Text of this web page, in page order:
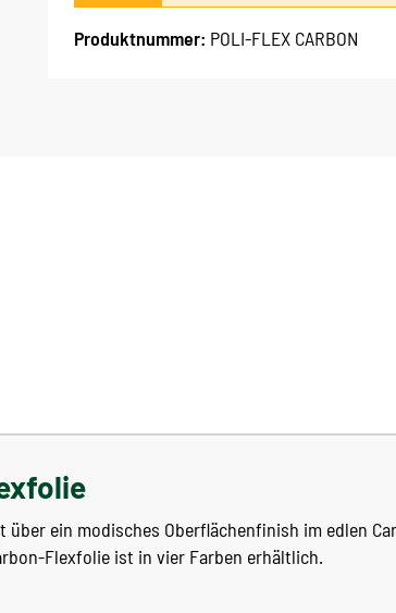
Produktnummer: POLI-FLEX CARBON
über ein modisches Oberflächenfinish im edlen
Flexfolie ist in vier Farben erhältlich.